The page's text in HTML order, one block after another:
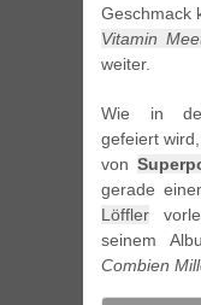
Geschmack
Vitamin
weiter.
Wie in der
gefeiert
von
gerade
Löffler
seinem
Combien